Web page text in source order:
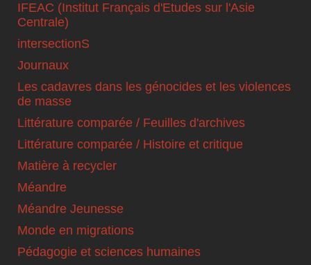
IFEAC (Institut Français d'Etudes sur l'Asie
Centrale)
intersectionS
Journaux
Les cadavres dans les génocides et les violences
de masse
Littérature comparée / Feuilles d'archives
Littérature comparée / Histoire et critique
Matière à recycler
Méandre
Méandre Jeunesse
Monde en migrations
Pédagogie et sciences humaines